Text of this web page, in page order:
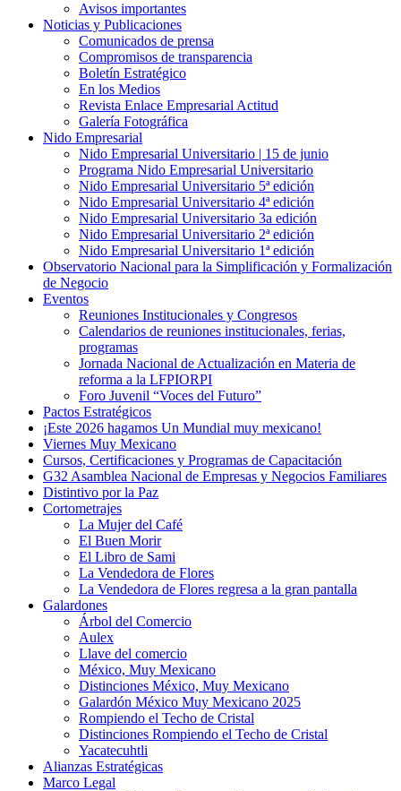
Avisos importantes
Noticias y Publicaciones
Comunicados de prensa
Compromisos de transparencia
Boletín Estratégico
En los Medios
Revista Enlace Empresarial Actitud
Galería Fotográfica
Nido Empresarial
Nido Empresarial Universitario | 15 de junio
Programa Nido Empresarial Universitario
Nido Empresarial Universitario 5ª edición
Nido Empresarial Universitario 4ª edición
Nido Empresarial Universitario 3a edición
Nido Empresarial Universitario 2ª edición
Nido Empresarial Universitario 1ª edición
Observatorio Nacional para la Simplificación y Formalización
de Negocio
Eventos
Reuniones Institucionales y Congresos
Calendarios de reuniones institucionales, ferias,
programas
Jornada Nacional de Actualización en Materia de
reforma a la LFPIORPI
Foro Juvenil “Voces del Futuro”
Pactos Estratégicos
¡Este 2026 hagamos Un Mundial muy mexicano!
Viernes Muy Mexicano
Cursos, Certificaciones y Programas de Capacitación
G32 Asamblea Nacional de Empresas y Negocios Familiares
Distintivo por la Paz
Cortometrajes
La Mujer del Café
El Buen Morir
El Libro de Sami
La Vendedora de Flores
La Vendedora de Flores regresa a la gran pantalla
Galardones
Árbol del Comercio
Aulex
Llave del comercio
México, Muy Mexicano
Distinciones México, Muy Mexicano
Galardón México Muy Mexicano 2025
Rompiendo el Techo de Cristal
Distinciones Rompiendo el Techo de Cristal
Yacatecuhtli
Alianzas Estratégicas
Marco Legal